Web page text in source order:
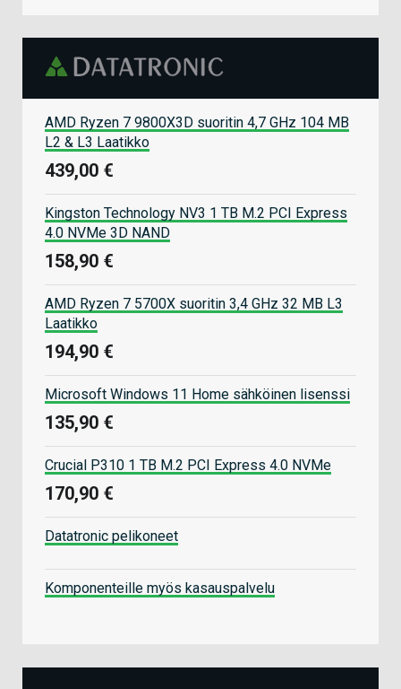
AMD Ryzen 7 9800X3D suoritin 4,7 GHz 104 MB
L2 & L3 Laatikko
439,00 €
Kingston Technology NV3 1 TB M.2 PCI Express
4.0 NVMe 3D NAND
158,90 €
AMD Ryzen 7 5700X suoritin 3,4 GHz 32 MB L3
Laatikko
194,90 €
Microsoft Windows 11 Home sähköinen lisenssi
135,90 €
Crucial P310 1 TB M.2 PCI Express 4.0 NVMe
170,90 €
Datatronic pelikoneet
Komponenteille myös kasauspalvelu